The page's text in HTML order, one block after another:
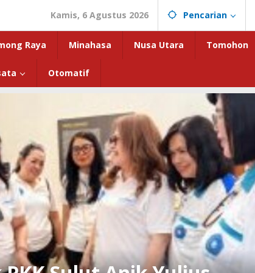
Kamis, 6 Agustus 2026 Pencarian
Raya Minahasa Nusa Utara Tomohon
Otomatif